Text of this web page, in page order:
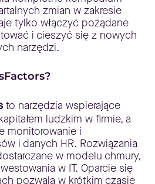
zmian w zakresie
tylko włączyć pożądane
i cieszyć się z nowych
narzędzi.
?
to narzędzia wspierające
ludzkim w firmie, a
monitorowanie i
i danych HR. Rozwiązania
w modelu chmury,
w IT. Oparcie się
pozwala w krótkim czasie